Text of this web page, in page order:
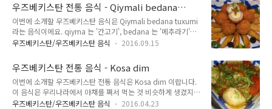
저으면서 밀가루를 섞고 잘 섞어줍니다. 5. ..
주인데, 타슈켄트 자체가 우즈베키스탄의 동북쪽 끄트머리에 치
우쳐져 있기 때문에 이 음식은 우즈베키스탄 동북쪽 외곽 지역에
서 먹는 음식이라 할 수 있어요. 재료 고기 (기름진 부위) 500g
양파 150-200g동물성 기름 (비계) (고기가 기름진 부위가 아닐
취향에 따라 파를 추가로 넣을 수 있음삶은 계란 7-8개식용유 1.
우즈베키스탄 전통 음식 - Qiymali bedana
tuxumi
이번에 소개할 우즈베키스탄 음식은 Qiymali bedana tuxumi
라는 음식이에요. qiyma 는 '간고기', bedana 는 '메추라기'라
는 뜻이에요. 즉 간고기가 들어간 메추라기 알 요리에요. 이 음식
선 200g삶은 감자 100g살짝 볶은 양파 70g튀기기 위한 식물성
식용유소금과 후추 등은 취향에 따라 1. 먼저 생선에서 가시를
발라낸 후, 생선살을 곱게 갈아 반죽처럼 만듭니다. 2. 살짝 볶은
양파와 삶은 감자를 생선살 반죽에 집어넣고 잘 섞어서 고기 반
죽을 만듭니다. 3. 메추리알은 삶은 후 껍질을 벗깁니다. 4. 고기
우즈베키스탄/우즈베키스탄 음식 2016.09.15
우즈베키스탄 전통 음식 - Kosa dim
이번에 소개할 우즈베키스탄 전통 음식은 Kosa dim 이랍니다.
이 음식은 우리나라에서 야채를 쪄서 먹는 것 비슷하게 생겼지
만, 만드는 방법을 보면 묘하게 다르답니다. 재료 고기의 부드러
우즈베키스탄/우즈베키스탄 음식 2016.04.23